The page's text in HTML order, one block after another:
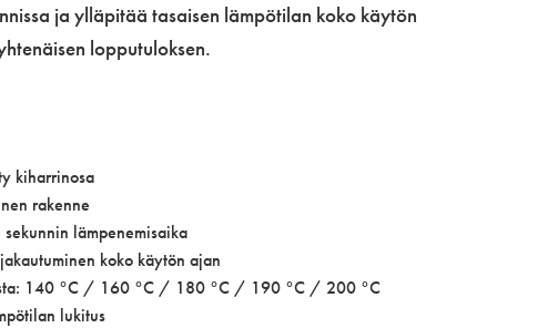
ja ylläpitää tasaisen lämpötilan koko käytön
lopputuloksen.
kiharrinosa
rakenne
lämpenemisaika
koko käytön ajan
140 °C / 160 °C / 180 °C / 190 °C / 200 °C
lukitus